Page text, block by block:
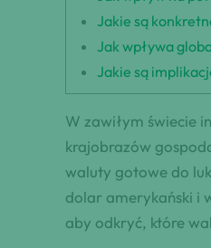
Jakie są
Jak wpływa
Jakie są
W zawiłym świecie
krajobrazów
waluty gotowe do
dolar amerykański i
aby odkryć, które